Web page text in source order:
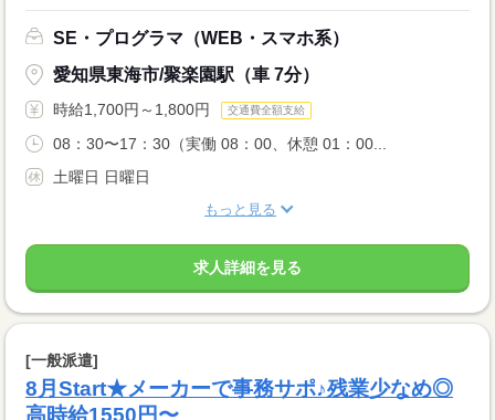
SE・プログラマ（WEB・スマホ系）
愛知県東海市/聚楽園駅（車 7分）
時給1,700円～1,800円 交通費全額支給
08：30〜17：30（実働 08：00、休憩 01：00...
土曜日 日曜日
もっと見る
求人詳細を見る
[一般派遣]
8月Start★メーカーで事務サポ♪残業少なめ◎